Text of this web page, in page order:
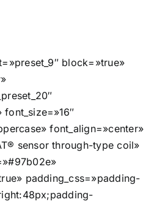
block=»true»
font_align=»center»
sensor through-type coil»
padding_css=»padding-